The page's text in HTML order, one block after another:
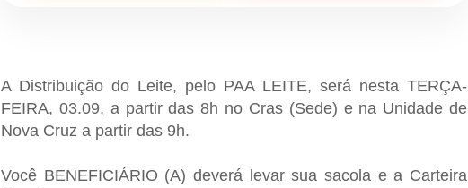
A Distribuição do Leite, pelo PAA LEITE, será nesta TERÇA-
FEIRA, 03.09, a partir das 8h no Cras (Sede) e na Unidade de
Nova Cruz a partir das 9h.
Você BENEFICIÁRIO (A) deverá levar sua sacola e a Carteira